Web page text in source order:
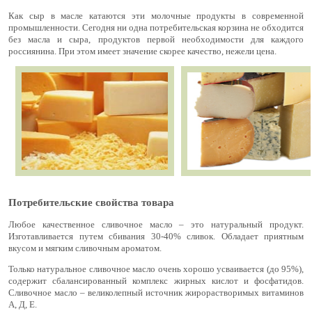
Как сыр в масле катаются эти молочные продукты в современной
промышленности. Сегодня ни одна потребительская корзина не обходится
без масла и сыра, продуктов первой необходимости для каждого
россиянина. При этом имеет значение скорее качество, нежели цена.
Потребительские свойства товара
Любое качественное сливочное масло – это натуральный продукт.
Изготавливается путем сбивания 30-40% сливок. Обладает приятным
вкусом и мягким сливочным ароматом.
Только натуральное сливочное масло очень хорошо усваивается (до 95%),
содержит сбалансированный комплекс жирных кислот и фосфатидов.
Сливочное масло – великолепный источник жирорастворимых витаминов
А, Д, Е.